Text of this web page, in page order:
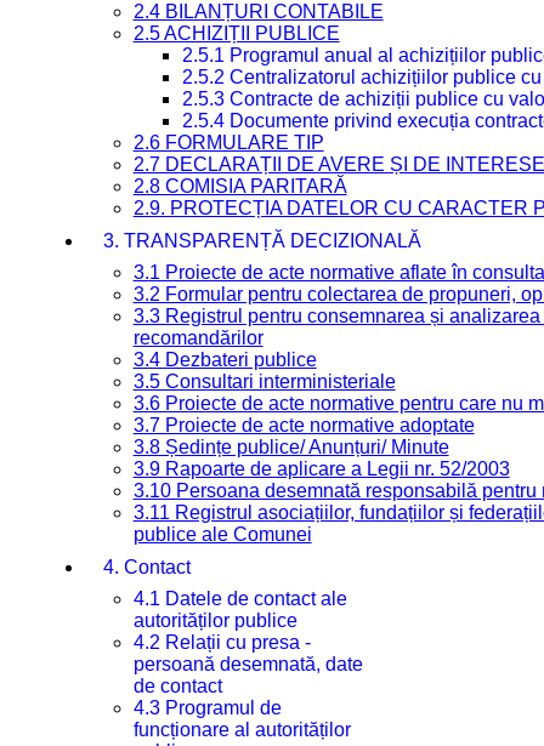
2.4 BILANȚURI CONTABILE
2.5 ACHIZIȚII PUBLICE
2.5.1 Programul anual al achizițiilor
2.5.2 Centralizatorul achizițiilor publice
2.5.3 Contracte de achiziții publice cu
2.5.4 Documente privind execuția
2.6 FORMULARE TIP
2.7 DECLARAȚII DE AVERE ȘI DE INTERESE
2.8 COMISIA PARITARĂ
2.9. PROTECȚIA DATELOR CU CARACTER
3. TRANSPARENȚĂ DECIZIONALĂ
3.1 Proiecte de acte normative aflate în
3.2 Formular pentru colectarea de propuneri,
3.3 Registrul pentru consemnarea și
recomandărilor
3.4 Dezbateri publice
3.5 Consultari interministeriale
3.6 Proiecte de acte normative pentru care nu
3.7 Proiecte de acte normative adoptate
3.8 Ședințe publice/ Anunțuri/ Minute
3.9 Rapoarte de aplicare a Legii nr. 52/2003
3.10 Persoana desemnată responsabilă
3.11 Registrul asociațiilor, fundațiilor și
publice ale Comunei
4. Contact
4.1 Datele de contact ale
autorităților publice
4.2 Relații cu presa -
persoană desemnată, date
de contact
4.3 Programul de
funcționare al autorităților